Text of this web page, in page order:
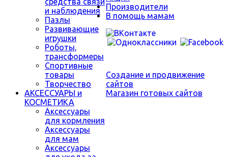
и наблюдения
Пазлы
Развивающие
игрушки
Роботы,
трансформеры
Спортивные
товары
Творчество
АКСЕССУАРЫ и
КОСМЕТИКА
Аксессуары
для кормления
Аксессуары
для мам
Аксессуары
Производители
В помощь мамам
Создание и продвижение
сайтов
Магазин готовых сайтов